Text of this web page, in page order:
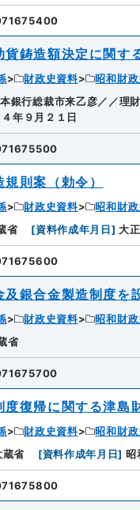
貨鋳造額決定に関す
財政史資料 昭和財
銀行総裁市来乙彦／／理
年９月２１日
則案（勅令）
財政史資料 昭和財
省 [資料作成年月日] 大
及銀合金製造制度を
財政史資料 昭和財
省
度復帰に関する津島
財政史資料 昭和財
蔵省 [資料作成年月日] 昭